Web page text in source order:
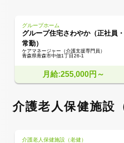
グループホーム
グループ住宅さわやか（正社員・
常勤）
ケアマネージャー（介護支援専門員）
青森県青森市中佃1丁目26-1
月給:255,000円～
介護老人保健施設
介護老人保健施設（老健）